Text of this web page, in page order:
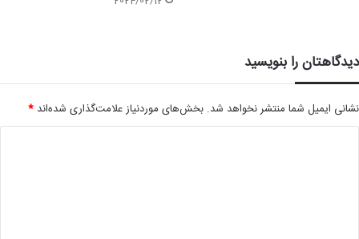
دیدگاهتان را بنویسید
نشانی ایمیل شما منتشر نخواهد شد. بخش‌های موردنیاز علامت‌گذاری شده‌اند *